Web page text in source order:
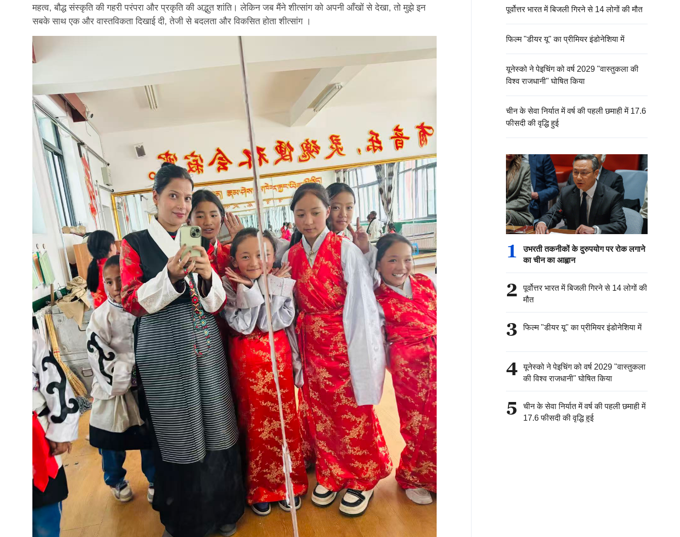
महत्व, बौद्ध संस्कृति की गहरी परंपरा और प्रकृति की अद्भुत शांति। लेकिन जब मैंने शीत्सांग को अपनी आँखों से देखा, तो मुझे इन
सबके साथ एक और वास्तविकता दिखाई दी, तेजी से बदलता और विकसित होता शीत्सांग ।
पूर्वोत्तर भारत में बिजली गिरने से 14 लोगों की मौत
फिल्म "डीयर यू" का प्रीमियर इंडोनेशिया में
यूनेस्को ने पेइचिंग को वर्ष 2029 "वास्तुकला की
विश्व राजधानी" घोषित किया
चीन के सेवा निर्यात में वर्ष की पहली छमाही में 17.6
फीसदी की वृद्धि हुई
1
उभरती तकनीकों के दुरुपयोग पर रोक लगाने
का चीन का आह्वान
2
पूर्वोत्तर भारत में बिजली गिरने से 14 लोगों की
मौत
3 फिल्म "डीयर यू" का प्रीमियर इंडोनेशिया में
4
यूनेस्को ने पेइचिंग को वर्ष 2029 "वास्तुकला
की विश्व राजधानी" घोषित किया
5
चीन के सेवा निर्यात में वर्ष की पहली छमाही में
17.6 फीसदी की वृद्धि हुई